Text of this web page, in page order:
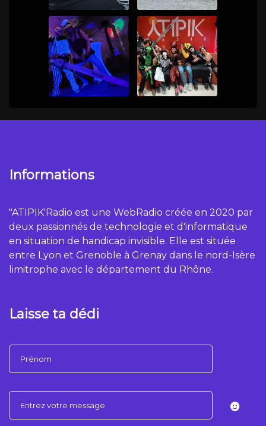
Informations
"ATIPIK'Radio est une WebRadio créée en 2020 par
deux passionnés de technologie et d'informatique
en situation de handicap invisible. Elle est située
entre Lyon et Grenoble à Grenay dans le nord-Isère
limitrophe avec le département du Rhône.
Laisse ta dédi